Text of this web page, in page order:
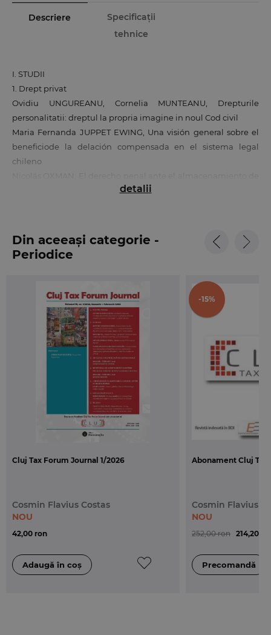
Descriere
Specificații
tehnice
I. STUDII
1. Drept privat
Ovidiu UNGUREANU, Cornelia MUNTEANU, Drepturile
personalitatii: dreptul la propria imagine in noul Cod civil
Maria Fernanda JUPPET EWING, Una visión general sobre el
beneficiode la delación compensada en el sistema legal
chileno
material pornográfico infantil żUna manifestación del derecho
función (la utilidad) del capital social como técnica de
protección de los acreedores
Cristina TUDOR, La cuantificación de dańos y perjuicios en la
aplicación privada del derecho europeo de la competencia
Monica GHEORGHE, Reglementarea conflictelor de munca si
solutionarea acestora in legislatia unor state, nemembre ale
Uniunii Europene
Andreea Corina TARSIA, Aspecte jurisprudentiale privind
conditiile declansarii procedurii reorganizarii judiciare
Cristina Ramona DUTA, Cateva consideratii privind conventia
Ioan MUNTEAN, Aspecte teoretice si practice privind cauza
actului juridic civil
matrimoniale
Ioan LES, Interventia tertilor in conceptia noului Cod de
James A. STRAZZELLA, The Concept of "Presence" in the Law
George Eduard ROGHINA, Consideratii cu privire la "Dreptul la
o durata rezonabila a procesului civil" instituit de articolul 6
detalii
Din aceeași categorie -
Periodice
Cluj Tax Forum Journal 1/2026
Cosmin Flavius Costas
42,00 ron
NOU
-15%
Abonament Cluj Tax
Cosmin Flavius
252,00 ron 214,20
NOU